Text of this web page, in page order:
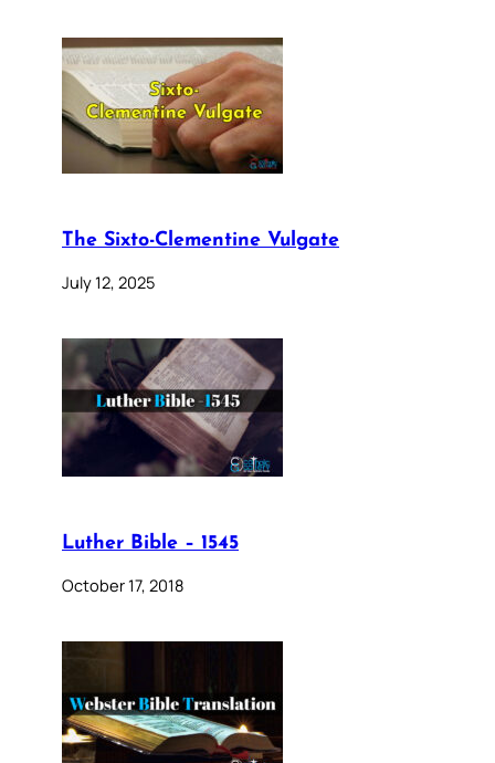
The Sixto-Clementine Vulgate
July 12, 2025
Luther Bible – 1545
October 17, 2018